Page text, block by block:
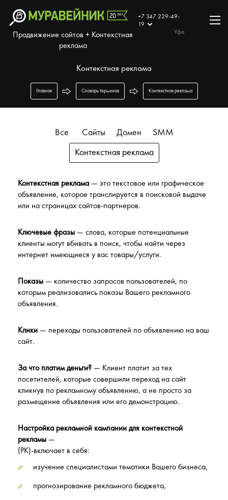
Продвижение сайтов + Контекстная
реклама
+7 347 229-49-
19
Уфа
Контекстная реклама
Главная Словарь терминов Контекстная реклама
Все Сайты Домен SMM
Контекстная реклама
Контекстная реклама — это текстовое или графическое
объявление, которое транслируется в поисковой выдаче
или на страницах сайтов-партнеров.
Ключевые фразы — слова, которые потенциальные
клиенты могут вбивать в поиск, чтобы найти через
интернет имеющиеся у вас товары/услуги.
Показы — количество запросов пользователей, по
которым реализовались показы Вашего рекламного
объявления.
Клики — переходы пользователей по объявлению на ваш
сайт.
За что платим деньги? — Клиент платит за тех
посетителей, которые совершили переход на сайт
кликнув по рекламному объявлению, а не просто за
размещение объявления или его демонстрацию.
Настройка рекламной кампании для контекстной
рекламы —
(РК)-включает в себя:
изучение специалистами тематики Вашего бизнеса,
прогнозирование рекламного бюджета,